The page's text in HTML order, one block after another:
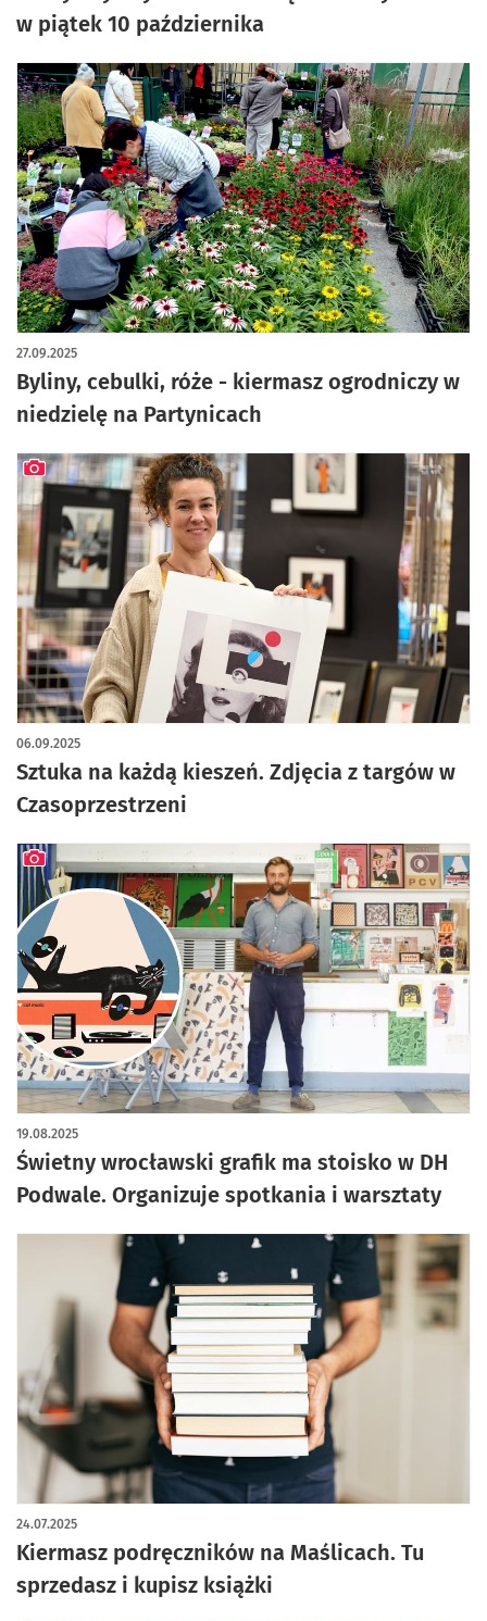
w piątek 10 października
Byliny, cebulki, róże - kiermasz ogrodniczy w
niedzielę na Partynicach
27.09.2025
Sztuka na każdą kieszeń. Zdjęcia z targów w
Czasoprzestrzeni
06.09.2025
artykuł z galerią zdjęć
Świetny wrocławski grafik ma stoisko w DH
Podwale. Organizuje spotkania i warsztaty
19.08.2025
artykuł z galerią zdjęć
Kiermasz podręczników na Maślicach. Tu
sprzedasz i kupisz książki
24.07.2025